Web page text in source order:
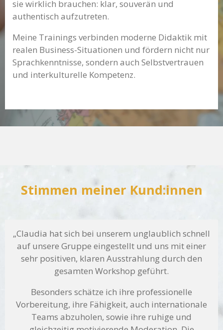
sie wirklich brauchen: klar, souverän und
authentisch aufzutreten.
Meine Trainings verbinden moderne Didaktik mit
realen Business-Situationen und fördern nicht nur
Sprachkenntnisse, sondern auch Selbstvertrauen
und interkulturelle Kompetenz.
Stimmen meiner Kund:innen
„Claudia hat sich bei unserem unglaublich schnell
auf unsere Gruppe eingestellt und uns mit einer
sehr positiven, klaren Ausstrahlung durch den
gesamten Workshop geführt.
Besonders schätze ich ihre professionelle
Vorbereitung, ihre Fähigkeit, auch internationale
Teams abzuholen, sowie ihre ruhige und